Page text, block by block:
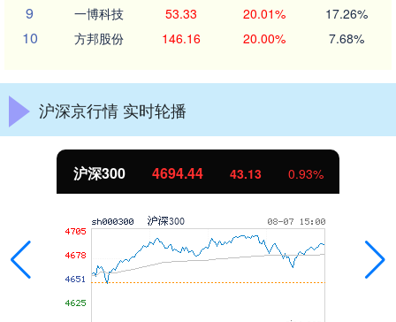
9 一博科技 53.33 20.01% 17.26%
10 方邦股份 146.16 20.00% 7.68%
沪深京行情 实时轮播
沪深300 4694.44 43.13 0.93%